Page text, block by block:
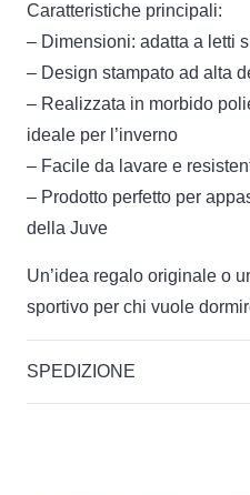
Caratteristiche principali:
– Dimensioni: adatta a letti
– Design stampato ad alta
– Realizzata in morbido
ideale per l’inverno
– Facile da lavare e
– Prodotto perfetto per
della Juve
Un’idea regalo originale o
sportivo per chi vuole
SPEDIZIONE